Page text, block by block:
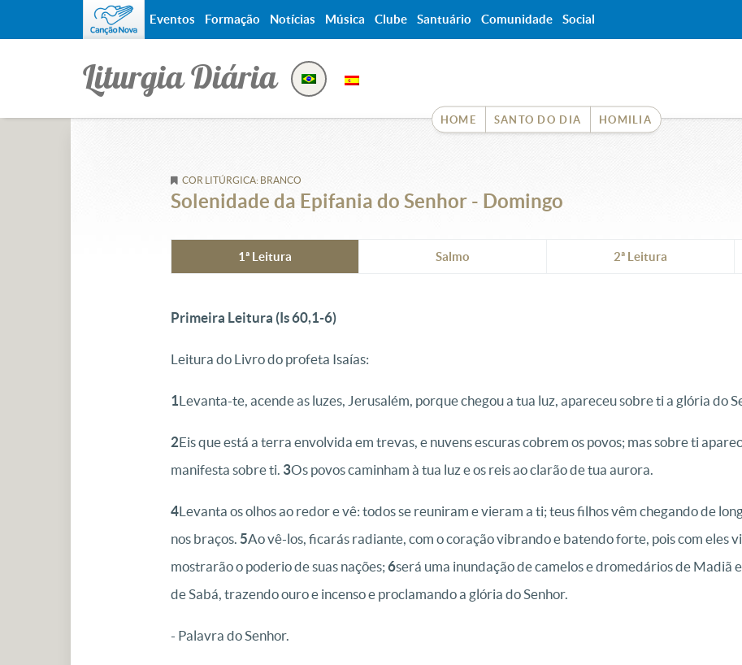
Liturgia Diária
HOME SANTO DO DIA HOMILIA
COR LITÚRGICA: BRANCO
Solenidade da Epifania do Senhor - Domingo
1ª Leitura Salmo 2ª Leitura
Primeira Leitura (Is 60,1-6)
Leitura do Livro do profeta Isaías:
1Levanta-te, acende as luzes, Jerusalém, porque chegou a tua luz, apareceu sobre ti a glória do
2Eis que está a terra envolvida em trevas, e nuvens escuras cobrem os povos; mas sobre ti
manifesta sobre ti. 3Os povos caminham à tua luz e os reis ao clarão de tua aurora.
4Levanta os olhos ao redor e vê: todos se reuniram e vieram a ti; teus filhos vêm chegando de
nos braços. 5Ao vê-los, ficarás radiante, com o coração vibrando e batendo forte, pois com eles
mostrarão o poderio de suas nações; 6será uma inundação de camelos e dromedários de Madiã
de Sabá, trazendo ouro e incenso e proclamando a glória do Senhor.
- Palavra do Senhor.
Eventos Formação Notícias Música Clube Santuário Comunidade Social